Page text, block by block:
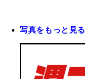
写真をもっと見る